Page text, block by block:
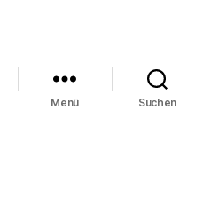
Menü Suchen